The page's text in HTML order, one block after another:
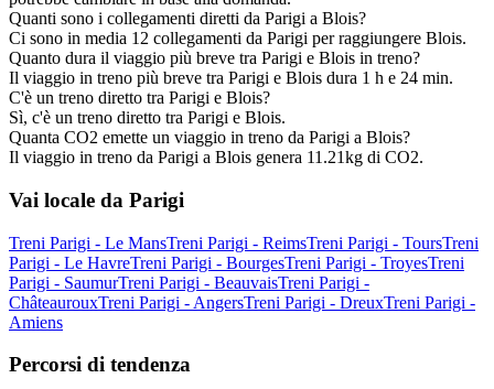
Quanti sono i collegamenti diretti da Parigi a Blois?
Ci sono in media 12 collegamenti da Parigi per raggiungere Blois.
Quanto dura il viaggio più breve tra Parigi e Blois in treno?
Il viaggio in treno più breve tra Parigi e Blois dura 1 h e 24 min.
C'è un treno diretto tra Parigi e Blois?
Sì, c'è un treno diretto tra Parigi e Blois.
Quanta CO2 emette un viaggio in treno da Parigi a Blois?
Il viaggio in treno da Parigi a Blois genera 11.21kg di CO2.
Vai locale da Parigi
Treni Parigi - Le MansTreni Parigi - ReimsTreni Parigi - ToursTreni
Parigi - Le HavreTreni Parigi - BourgesTreni Parigi - TroyesTreni
Parigi - SaumurTreni Parigi - BeauvaisTreni Parigi -
ChâteaurouxTreni Parigi - AngersTreni Parigi - DreuxTreni Parigi -
Amiens
Percorsi di tendenza